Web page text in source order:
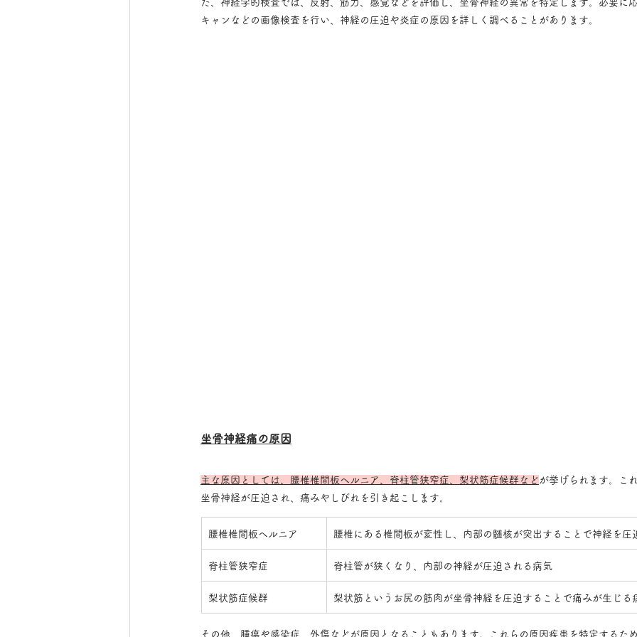
た、神経学的検査では、反射、筋力、感覚などを評価し、坐骨神経の異常を特定します。必要に
キャンなどの画像検査を行い、神経の圧迫や炎症の原因を詳しく調べることがあります。
坐骨神経痛の原因
主な原因としては、腰椎椎間板ヘルニア、脊柱管狭窄症、梨状筋症候群など が挙げられます。こ
坐骨神経が圧迫され、痛みやしびれを引き起こします。
腰椎椎間板ヘルニア 腰椎にある椎間板が変性し、内部の髄核が突出することで神経を圧
脊柱管狭窄症 脊柱管が狭くなり、内部の神経が圧迫される病気
梨状筋症候群 梨状筋というお尻の筋肉が坐骨神経を圧迫することで痛みが生じる
その他、腫瘍や感染症、外傷などが原因となることもあります。これらの原因疾患を特定するた